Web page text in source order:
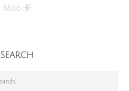
Moo 卡
Search